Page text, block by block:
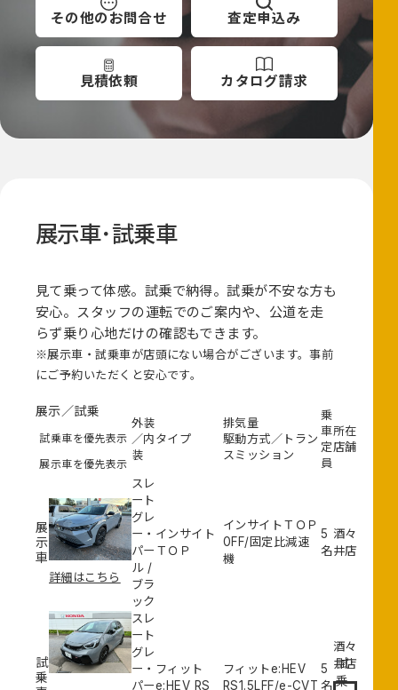
その他の お問合せ 査定申込み
見積依頼 カタログ請求
展示車･試乗車
見て乗って体感。試乗で納得。試乗が不安な方も
安心。スタッフの運転でのご案内や、公道を走
らず乗り心地だけの確認もできます。
※展示車・試乗車が店頭にない場合がございます。事前
にご予約いただくと安心です。
展示／試乗
試乗車を優先表示
展示車を優先表示
外装
／内
装
タイプ
排気量
駆動方式／トラン
スミッション
乗
車
定
員
所在
店舗
展
示
車
詳細はこちら
スレ
ート
グレ
ー・
パー
ル/
ブラ
ック
インサイト
ＴＯＰ
インサイトＴＯＰ
0FF/固定比減速
機
5
名
酒々
井店
試
乗
スレ
ート
グレ
ー・
パー
フィット
e:HEV RS
フィットe:HEV
RS1.5LFF/e-CVT
5
名
酒々
井店
試
乗